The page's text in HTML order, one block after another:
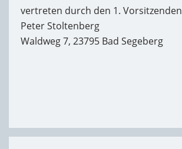
vertreten durch den 1. Vorsitzenden
Peter Stoltenberg
Waldweg 7, 23795 Bad Segeberg